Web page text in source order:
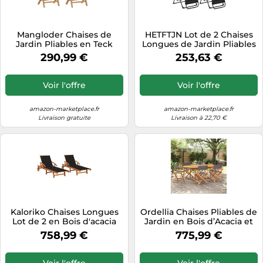
Mangloder Chaises de
Jardin Pliables en Teck
Massif avec Coussins Bleu
Clair Lot de 2, fauteuils
Confortables avec
accoudoirs pour terrasse,
Balcon, Patio, Piscine,
extérieur
290,99 €
Voir l'offre
amazon-marketplace.fr
Livraison gratuite
HETFTJN Lot de 2 Chaises
Longues de Jardin Pliables
en Textilène Noir, Fauteuils
Inclinables de Terrasse avec
Pare-Soleil et Appui-Tête
Rembourré, pour Balcon et
Cour
253,63 €
Voir l'offre
amazon-marketplace.fr
Livraison à 22,70 €
Kaloriko Chaises Longues
Lot de 2 en Bois d'acacia
Massif avec Coussins Noirs,
transats inclinables Pliables
Relax Confortables pour
758,99 €
Ordellia Chaises Pliables de
Jardin en Bois d’Acacia et
Tissu Gris foncé, Lot de 6
fauteuils avec accoudoirs,
terrasse Balcon Jardin
775,99 €